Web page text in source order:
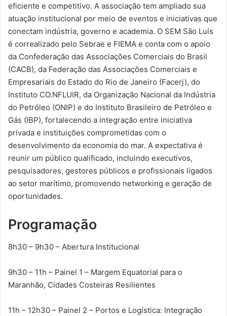
eficiente e competitivo. A associação tem ampliado sua
atuação institucional por meio de eventos e iniciativas que
conectam indústria, governo e academia. O SEM São Luís
é correalizado pelo Sebrae e FIEMA e conta com o apoio
da Confederação das Associações Comerciais do Brasil
(CACB), da Federação das Associações Comerciais e
Empresariais do Estado do Rio de Janeiro (Facerj), do
Instituto CO.NFLUIR, da Organização Nacional da Indústria
do Petróleo (ONIP) e do Instituto Brasileiro de Petróleo e
Gás (IBP), fortalecendo a integração entre iniciativa
privada e instituições comprometidas com o
desenvolvimento da economia do mar. A expectativa é
reunir um público qualificado, incluindo executivos,
pesquisadores, gestores públicos e profissionais ligados
ao setor marítimo, promovendo networking e geração de
oportunidades.
Programação
8h30 – 9h30 – Abertura Institucional
9h30 – 11h – Painel 1 – Margem Equatorial para o
Maranhão, Cidades Costeiras Resilientes
11h – 12h30 – Painel 2 – Portos e Logística: Integração